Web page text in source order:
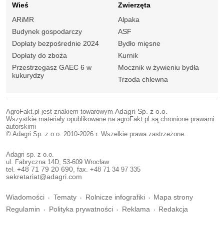
Wieś
ARiMR
Budynek gospodarczy
Dopłaty bezpośrednie 2024
Dopłaty do zboża
Przestrzegasz GAEC 6 w
kukurydzy
Zwierzęta
Alpaka
ASF
Bydło mięsne
Kurnik
Mocznik w żywieniu bydła
Trzoda chlewna
AgroFakt.pl jest znakiem towarowym Adagri Sp. z o.o.
Wszystkie materiały opublikowane na agroFakt.pl są chronione prawami
autorskimi
© Adagri Sp. z o.o. 2010-2026 r. Wszelkie prawa zastrzeżone.
Adagri sp. z o.o.
ul. Fabryczna 14D, 53-609 Wrocław
tel. +48 71 79 20 690 , fax. +48 71 34 97 335
sekretariat@adagri.com
Wiadomości Tematy Rolnicze infografiki
Mapa strony
Regulamin
Polityka prywatności Reklama Redakcja